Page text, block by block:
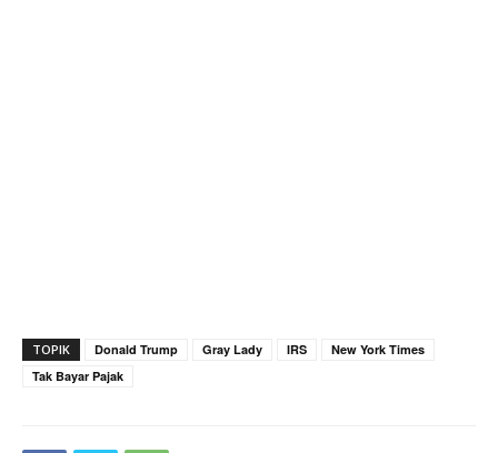
TOPIK Donald Trump Gray Lady IRS
New York Times
Tak Bayar Pajak